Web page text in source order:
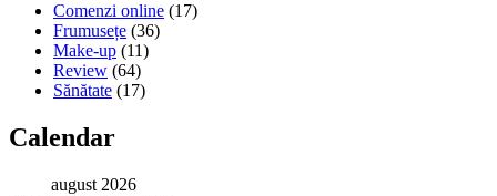
Comenzi online (17)
Frumusețe (36)
Make-up (11)
Review (64)
Sănătate (17)
Calendar
august 2026